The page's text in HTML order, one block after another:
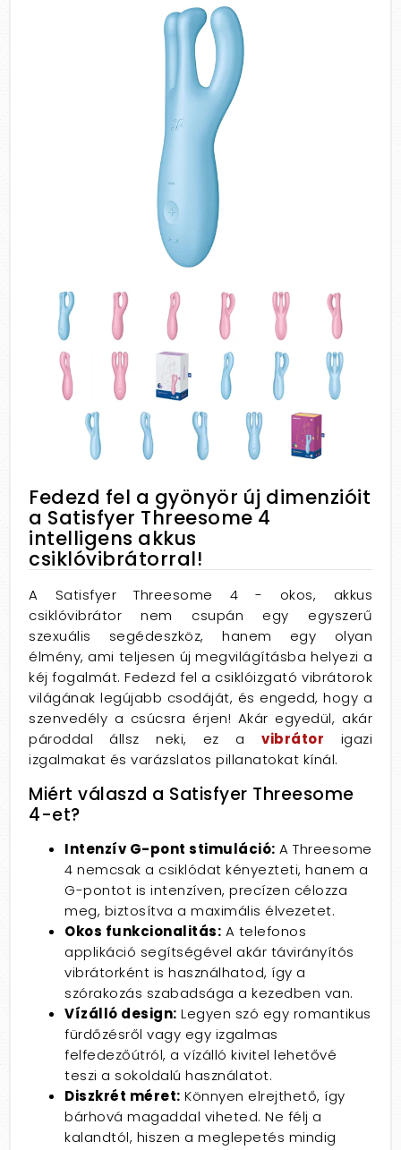
Fedezd fel a gyönyör új dimenzióit
a Satisfyer Threesome 4
intelligens akkus
csiklóvibrátorral!
A Satisfyer Threesome 4 - okos, akkus
csiklóvibrátor nem csupán egy egyszerű
szexuális segédeszköz, hanem egy olyan
élmény, ami teljesen új megvilágításba helyezi a
kéj fogalmát. Fedezd fel a csiklóizgató vibrátorok
világának legújabb csodáját, és engedd, hogy a
szenvedély a csúcsra érjen! Akár egyedül, akár
pároddal állsz neki, ez avibrátor igazi
izgalmakat és varázslatos pillanatokat kínál.
Miért válaszd a Satisfyer Threesome
4-et?
Intenzív G-pont stimuláció: A Threesome
4 nemcsak a csiklódat kényezteti, hanem a
G-pontot is intenzíven, precízen célozza
meg, biztosítva a maximális élvezetet.
Okos funkcionalitás: A telefonos
applikáció segítségével akár távirányítós
vibrátorként is használhatod, így a
szórakozás szabadsága a kezedben van.
Vízálló design: Legyen szó egy romantikus
fürdőzésről vagy egy izgalmas
felfedezőútról, a vízálló kivitel lehetővé
teszi a sokoldalú használatot.
Diszkrét méret: Könnyen elrejthető, így
bárhová magaddal viheted. Ne félj a
kalandtól, hiszen a meglepetés mindig